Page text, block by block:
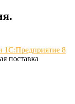
1C:Предприятие 8
поставка